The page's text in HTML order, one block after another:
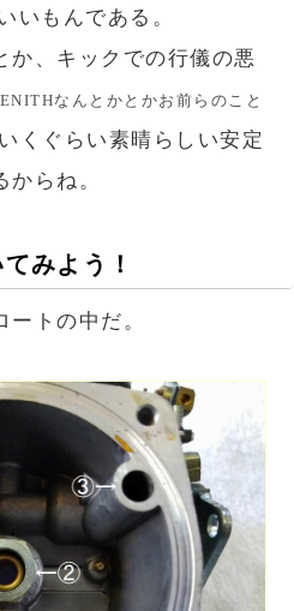
いもんである。
か、キックでの行儀の悪
なんとかとかお前らのこと
くぐらい素晴らしい安定
らね。
みよう！
トの中だ。